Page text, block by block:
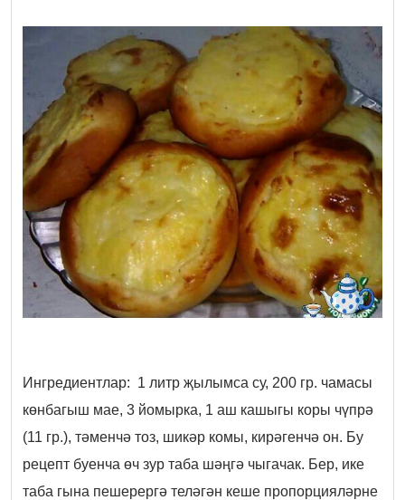
Ингредиентлар: 1 литр җылымса су, 200 гр. чамасы
көнбагыш мае, 3 йомырка, 1 аш кашыгы коры чүпрә
(11 гр.), тәменчә тоз, шикәр комы, кирәгенчә он. Бу
рецепт буенча өч зур таба шәңгә чыгачак. Бер, ике
таба гына пешерергә теләгән кеше пропорцияләрне